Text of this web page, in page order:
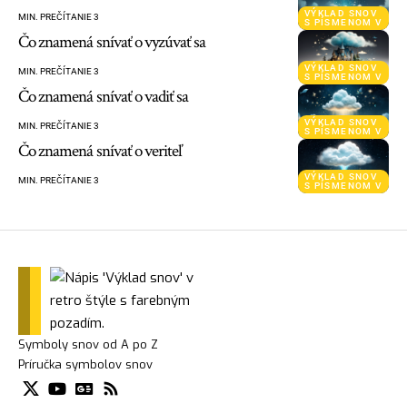
VÝKLAD SNOV
S PÍSMENOM V
MIN. PREČÍTANIE 3
VÝKLAD SNOV
S PÍSMENOM V
Čo znamená snívať o vyzúvať sa
MIN. PREČÍTANIE 3
VÝKLAD SNOV
S PÍSMENOM V
Čo znamená snívať o vadiť sa
MIN. PREČÍTANIE 3
VÝKLAD SNOV
S PÍSMENOM V
Čo znamená snívať o veriteľ
MIN. PREČÍTANIE 3
Symboly snov od A po Z
Príručka symbolov snov